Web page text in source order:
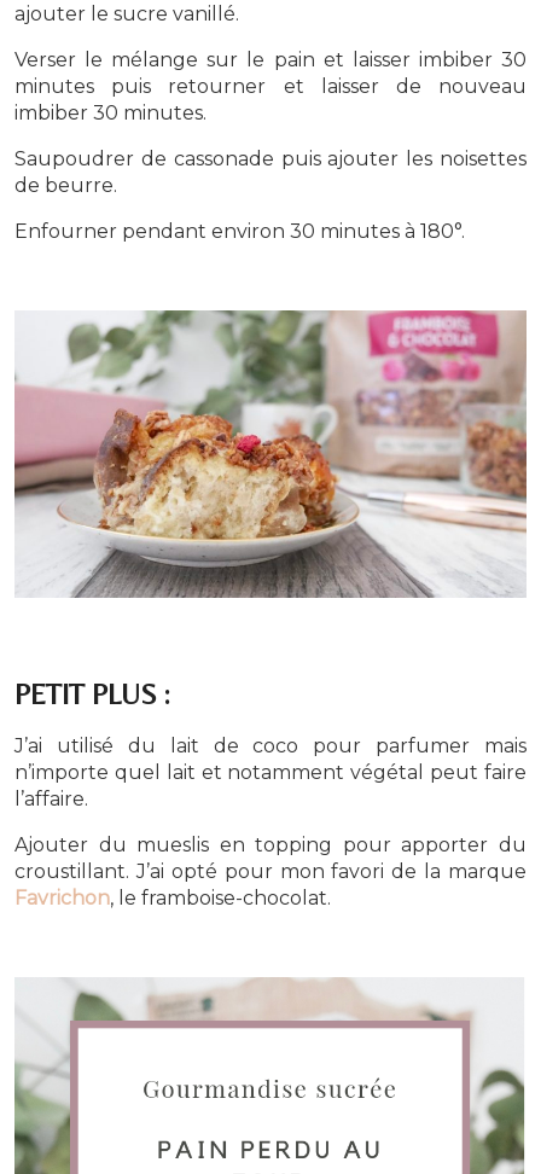
ajouter le sucre vanillé.
Verser le mélange sur le pain et laisser imbiber 30
minutes puis retourner et laisser de nouveau
imbiber 30 minutes.
Saupoudrer de cassonade puis ajouter les noisettes
de beurre.
Enfourner pendant environ 30 minutes à 180°.
PETIT PLUS :
J’ai utilisé du lait de coco pour parfumer mais
n’importe quel lait et notamment végétal peut faire
l’affaire.
Ajouter du mueslis en topping pour apporter du
croustillant. J’ai opté pour mon favori de la marque
Favrichon, le framboise-chocolat.